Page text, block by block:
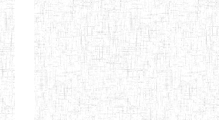
BANGEM
GTTC
FONTEM
25/09/2000 ENIEG Public
GTTC
MAMFE
03/11/1983 ENIEG Public
GBTTC
25/08/1978 ENIEG Public